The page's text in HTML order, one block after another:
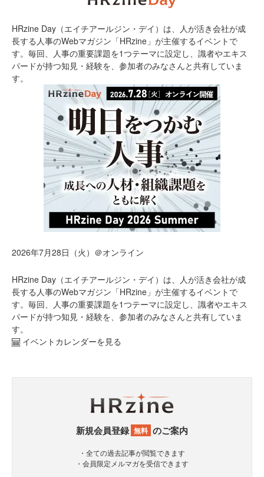
HRzine Day（エイチアールジン・デイ）は、人が活き会社が成
長する人事のWebマガジン「HRzine」が主催するイベントで
す。毎回、人事の重要課題を1つテーマに設定し、識者やエキス
パードが持つ知見・経験を、参加者のみなさんと共有していま
す。
2026年7月28日（火）＠オンライン
HRzine Day（エイチアールジン・デイ）は、人が活き会社が成
長する人事のWebマガジン「HRzine」が主催するイベントで
す。毎回、人事の重要課題を1つテーマに設定し、識者やエキス
パードが持つ知見・経験を、参加者のみなさんと共有していま
す。
イベントカレンダーを見る
新規会員登録 無料 のご案内
・全ての過去記事が閲覧できます
・会員限定メルマガを受信できます